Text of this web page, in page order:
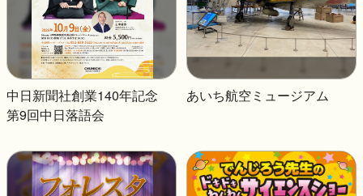
中日新聞社創業140年記念
第9回中日落語会
あいち航空ミュージアム